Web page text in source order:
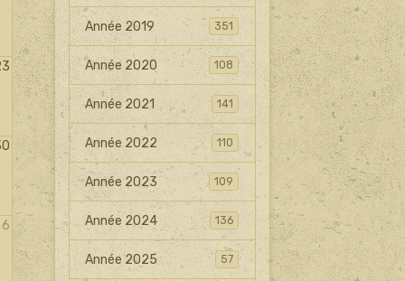
6
Année 2019 351
Année 2020 108
Année 2021 141
Année 2022 110
Année 2023 109
Année 2024 136
Année 2025 57